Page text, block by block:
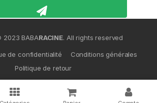
BABARACINE. All rights reserved
de confidentialité
Conditions générales
Politique de retour